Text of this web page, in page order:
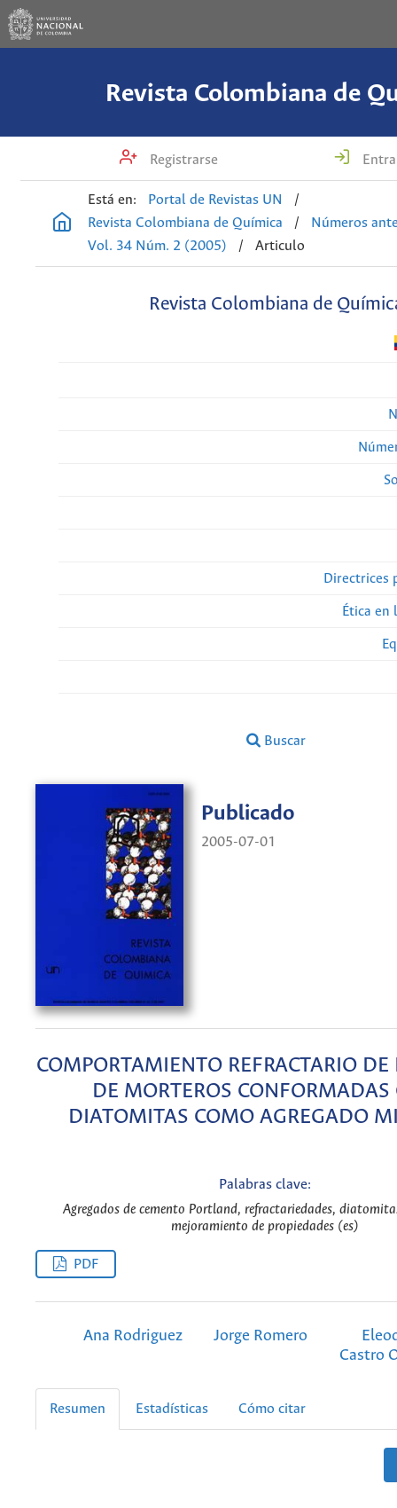
Revista Colombiana de
Registrarse
Está en: Portal de Revistas UN
/
Revista Colombiana de Química
/
Números
Vol. 34 Núm. 2 (2005)
/ Articulo
Revista Colombiana de
Directrices
Ética en
Buscar
Publicado
2005-07-01
COMPORTAMIENTO REFRACTARIO DE
DE MORTEROS CONFORMADAS
DIATOMITAS COMO AGREGADO
Palabras clave:
Agregados de cemento Portland, refractariedades,
mejoramiento de propiedades (es)
PDF
Ana Rodriguez Jorge Romero
Castro
Resumen Estadísticas Cómo citar